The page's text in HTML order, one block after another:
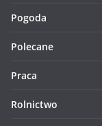
Pogoda
Polecane
Praca
Rolnictwo